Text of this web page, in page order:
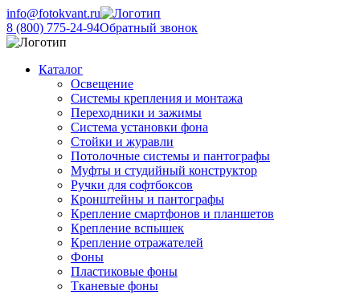
info@fotokvant.ru
8 (800) 775-24-94Обратный звонок
Каталог
Освещение
Системы крепления и монтажа
Переходники и зажимы
Система установки фона
Стойки и журавли
Потолочные системы и пантографы
Муфты и студийный конструктор
Ручки для софтбоксов
Кронштейны и пантографы
Крепление смартфонов и планшетов
Крепление вспышек
Крепление отражателей
Фоны
Пластиковые фоны
Тканевые фоны